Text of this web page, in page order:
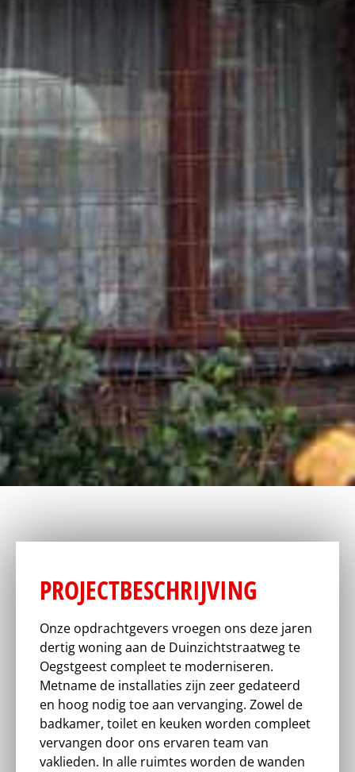
PROJECTBESCHRIJVING
Onze opdrachtgevers vroegen ons deze jaren
dertig woning aan de Duinzichtstraatweg te
Oegstgeest compleet te moderniseren.
Metname de installaties zijn zeer gedateerd
en hoog nodig toe aan vervanging. Zowel de
badkamer, toilet en keuken worden compleet
vervangen door ons ervaren team van
vaklieden. In alle ruimtes worden de wanden